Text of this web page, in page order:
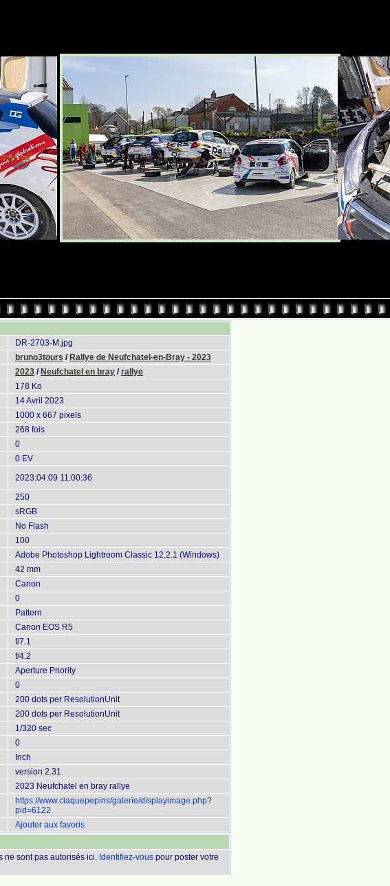
DR-2703-M.jpg
bruno3tours / Rallye de Neufchatel-en-Bray - 2023
2023 / Neufchatel en bray /rallye
178 Ko
14 Avril 2023
1000 x 667 pixels
268 fois
0
0 EV
2023:04:09 11:00:36
250
sRGB
No Flash
100
Adobe Photoshop Lightroom Classic 12.2.1 (Windows)
42 mm
Canon
0
Pattern
Canon EOS R5
f/7.1
f/4.2
Aperture Priority
0
200 dots per ResolutionUnit
200 dots per ResolutionUnit
1/320 sec
0
Inch
version 2.31
2023 Neufchatel en bray rallye
https://www.claquepepins/galerie/displayimage.php?
pid=6122
Ajouter aux favoris
ne sont pas autorisés ici. Identifiez-vous pour poster votre